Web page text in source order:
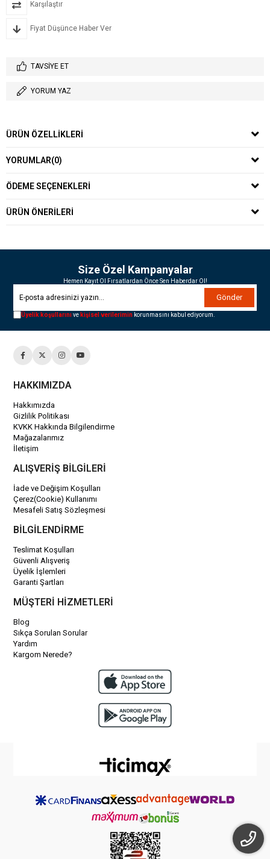
Karşılaştır
Fiyat Düşünce Haber Ver
TAVSIYE ET
YORUM YAZ
ÜRÜN ÖZELLIKLERI
YORUMLAR(0)
ÖDEME SEÇENEKLERI
ÜRÜN ÖNERILERI
Size Özel Kampanyalar
Hemen Kayıt Ol Fırsatlardan Önce Sen Haberdar Ol!
Gönder
Üyelik koşullarınıve kişisel verilerimin korunmasını kabul ediyorum.
HAKKIMIZDA
Hakkımızda
Gizlilik Politikası
KVKK Hakkında Bilgilendirme
Mağazalarımız
İletişim
ALIŞVERİŞ BİLGİLERİ
İade ve Değişim Koşulları
Çerez(Cookie) Kullanımı
Mesafeli Satış Sözleşmesi
BİLGİLENDİRME
Teslimat Koşulları
Güvenli Alışveriş
Üyelik İşlemleri
Garanti Şartları
MÜŞTERİ HİZMETLERİ
Blog
Sıkça Sorulan Sorular
Yardım
Kargom Nerede?